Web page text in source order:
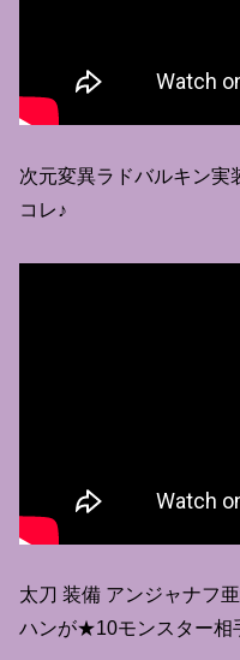
次元変異ラドバルキン実
コレ♪
太刀 装備 アンジャナフ
ハンが★10モンスター相